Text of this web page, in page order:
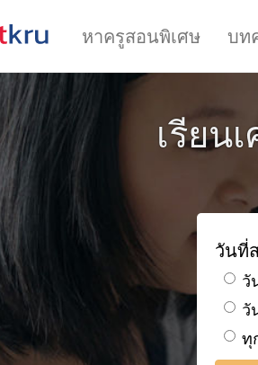
หาครูสอนพิเศษ บท
เรียน
วันที่
วั
วั
ทุ